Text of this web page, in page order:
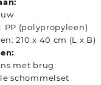
PP (polypropyleen)
210 x 40 cm (L x B)
met brug:
schommelset